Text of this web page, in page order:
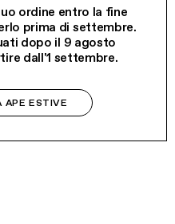
ordine entro la fine
prima di settembre.
dopo il 9 agosto
dall'1 settembre.
APE ESTIVE